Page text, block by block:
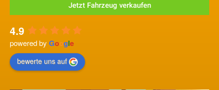
Jetzt Fahrzeug verkaufen
4.9
powered by Google
bewerte uns auf